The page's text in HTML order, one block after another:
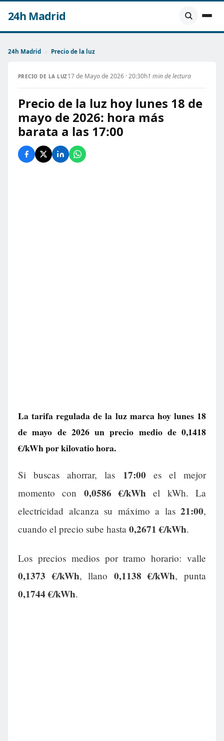
24h Madrid
24h Madrid › Precio de la luz
PRECIO DE LA LUZ17 de Mayo de 2026 · 20:30h1 min de lectura
Precio de la luz hoy lunes 18 de
mayo de 2026: hora más
barata a las 17:00
La tarifa regulada de la luz marca hoy lunes 18
de mayo de 2026 un precio medio de 0,1418
€/kWhpor kilovatio hora.
Si buscas ahorrar, las 17:00 es el mejor
momento con 0,0586 €/kWh el kWh. La
electricidad alcanza su máximo a las 21:00,
cuando el precio sube hasta 0,2671 €/kWh.
Los precios medios por tramo horario: valle
0,1373 €/kWh, llano 0,1138 €/kWh, punta
0,1744 €/kWh.